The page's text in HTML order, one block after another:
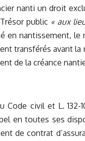
nanti un droit
public « aux
en nantissement, le
transférés avant
de la créance
Code civil et L.
en toutes ses
de contrat